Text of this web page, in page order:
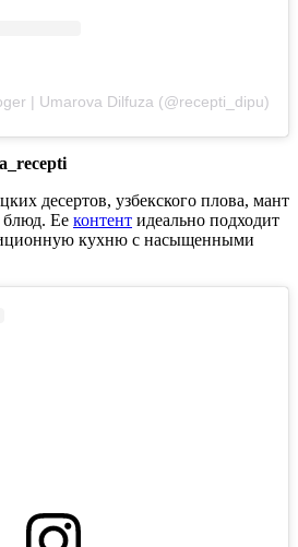
| Umarova Dilfuza (@recepti_dipu)
десертов, узбекского плова, мант
блюд. Ее контент идеально подходит
кухню с насыщенными